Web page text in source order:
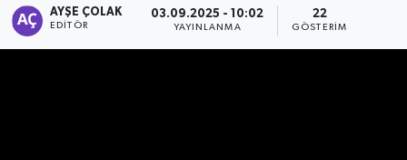
AYŞE ÇOLAK
EDITÖR
03.09.2025 - 10:02
YAYINLANMA
22
GÖSTERIM
Yemek
Haber Arşivi